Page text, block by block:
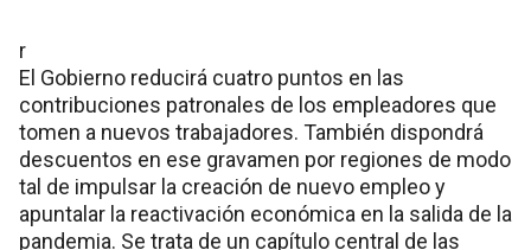
r
El Gobierno reducirá cuatro puntos en las
contribuciones patronales de los empleadores que
tomen a nuevos trabajadores. También dispondrá
descuentos en ese gravamen por regiones de modo
tal de impulsar la creación de nuevo empleo y
apuntalar la reactivación económica en la salida de la
pandemia. Se trata de un capítulo central de las